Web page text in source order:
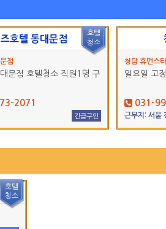
즈호텔 동대문점
점
문점 호텔청소 직원1명 구
2071
긴급구인
호텔
청소
청담 휴먼스
일요일 고
031-
근무지: 서울
호텔
청소